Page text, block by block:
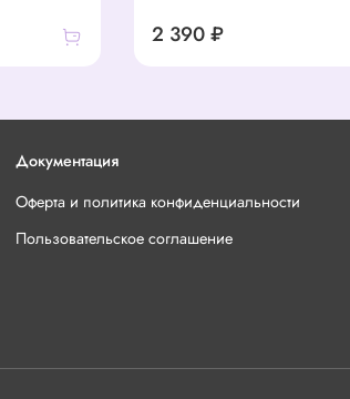
2 390 ₽
Документация
Оферта и политика конфиденциальности
Пользовательское соглашение